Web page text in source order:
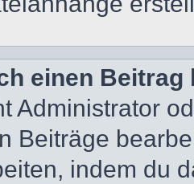
einen
Administrator
Beiträge
indem du